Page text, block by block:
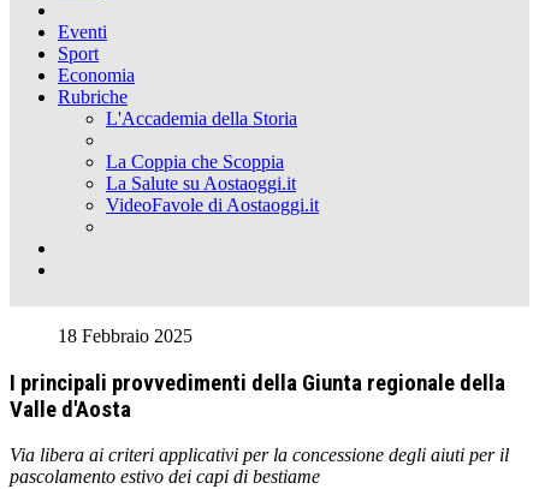
Eventi
Sport
Economia
Rubriche
L'Accademia della Storia
La Coppia che Scoppia
La Salute su Aostaoggi.it
VideoFavole di Aostaoggi.it
18 Febbraio 2025
I principali provvedimenti della Giunta regionale della
Valle d'Aosta
Via libera ai criteri applicativi per la concessione degli aiuti per il
pascolamento estivo dei capi di bestiame